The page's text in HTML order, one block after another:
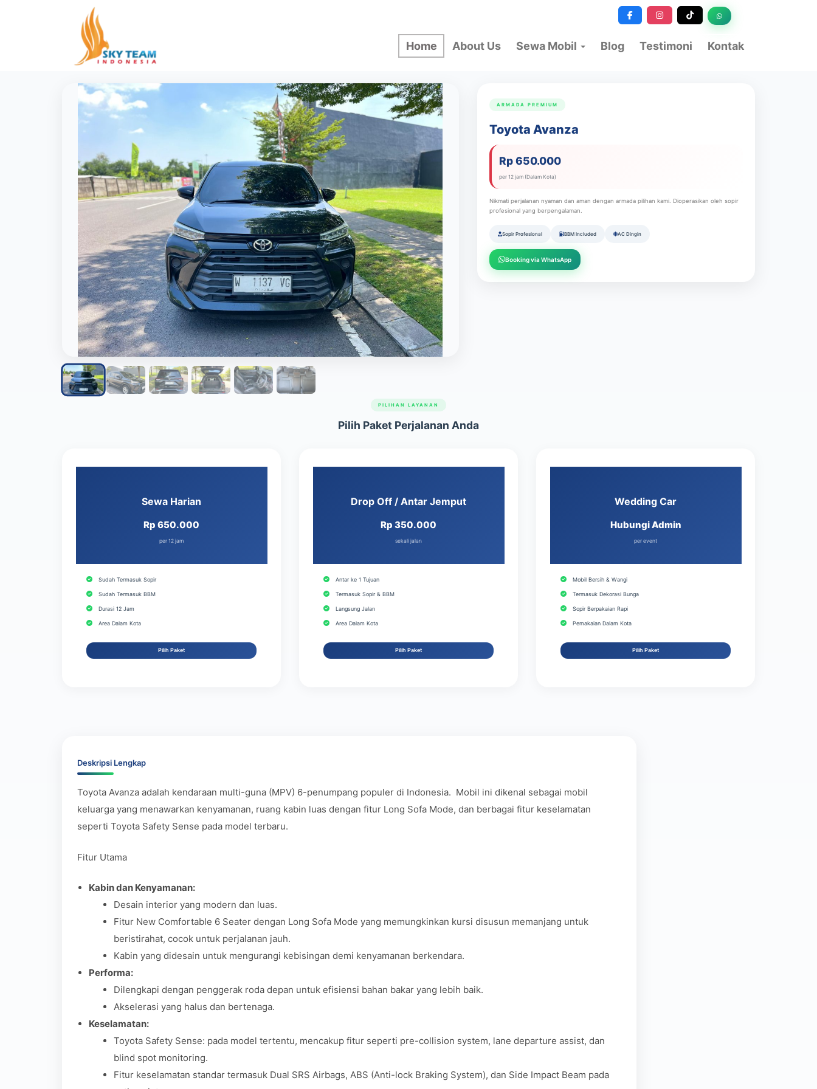
Home About Us Sewa Mobil Blog Testimoni Kontak
ARMADA PREMIUM
Toyota Avanza
Rp 650.000
per 12 jam (Dalam Kota)
Nikmati perjalanan nyaman dan aman dengan armada pilihan kami. Dioperasikan oleh sopir
profesional yang berpengalaman.
Sopir Profesional BBM Included AC Dingin
Booking via WhatsApp
PILIHAN LAYANAN
Pilih Paket Perjalanan Anda
Sewa Harian
Rp 650.000
per 12 jam
Sudah Termasuk Sopir
Sudah Termasuk BBM
Durasi 12 Jam
Area Dalam Kota
Pilih Paket
Drop Off / Antar Jemput
Rp 350.000
sekali jalan
Antar ke 1 Tujuan
Termasuk Sopir & BBM
Langsung Jalan
Area Dalam Kota
Pilih Paket
Wedding Car
Hubungi Admin
per event
Mobil Bersih & Wangi
Termasuk Dekorasi Bunga
Sopir Berpakaian Rapi
Pemakaian Dalam Kota
Pilih Paket
Deskripsi Lengkap
Toyota Avanza adalah kendaraan multi-guna (MPV) 6-penumpang populer di Indonesia. Mobil ini dikenal sebagai mobil
keluarga yang menawarkan kenyamanan, ruang kabin luas dengan fitur Long Sofa Mode, dan berbagai fitur keselamatan
seperti Toyota Safety Sense pada model terbaru.
Fitur Utama
Kabin dan Kenyamanan:
Desain interior yang modern dan luas.
Fitur New Comfortable 6 Seater dengan Long Sofa Mode yang memungkinkan kursi disusun memanjang untuk
beristirahat, cocok untuk perjalanan jauh.
Kabin yang didesain untuk mengurangi kebisingan demi kenyamanan berkendara.
Performa:
Dilengkapi dengan penggerak roda depan untuk efisiensi bahan bakar yang lebih baik.
Akselerasi yang halus dan bertenaga.
Keselamatan:
Toyota Safety Sense: pada model tertentu, mencakup fitur seperti pre-collision system, lane departure assist, dan
blind spot monitoring.
Fitur keselamatan standar termasuk Dual SRS Airbags, ABS (Anti-lock Braking System), dan Side Impact Beam pada